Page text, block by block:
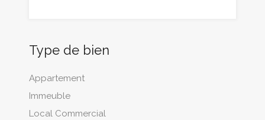
Type de bien
Appartement
Immeuble
Local Commercial